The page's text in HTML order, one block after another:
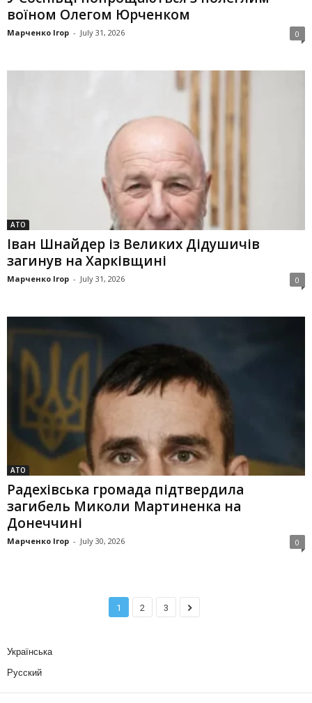
воїном Олегом Юрченком
Марченко Ігор - July 31, 2026 0
АТО
Іван Шнайдер із Великих Дідушичів
загинув на Харківщині
Марченко Ігор - July 31, 2026 0
АТО
Радехівська громада підтвердила
загибель Миколи Мартиненка на
Донеччині
Марченко Ігор - July 30, 2026 0
1 2 3
Українська
Русский